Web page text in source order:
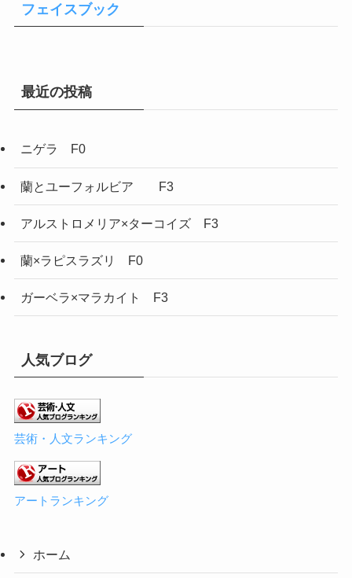
フェイスブック
最近の投稿
ニゲラ F0
蘭とユーフォルビア F3
アルストロメリア×ターコイズ F3
蘭×ラピスラズリ F0
ガーベラ×マラカイト F3
人気ブログ
芸術・人文ランキング
アートランキング
ホーム